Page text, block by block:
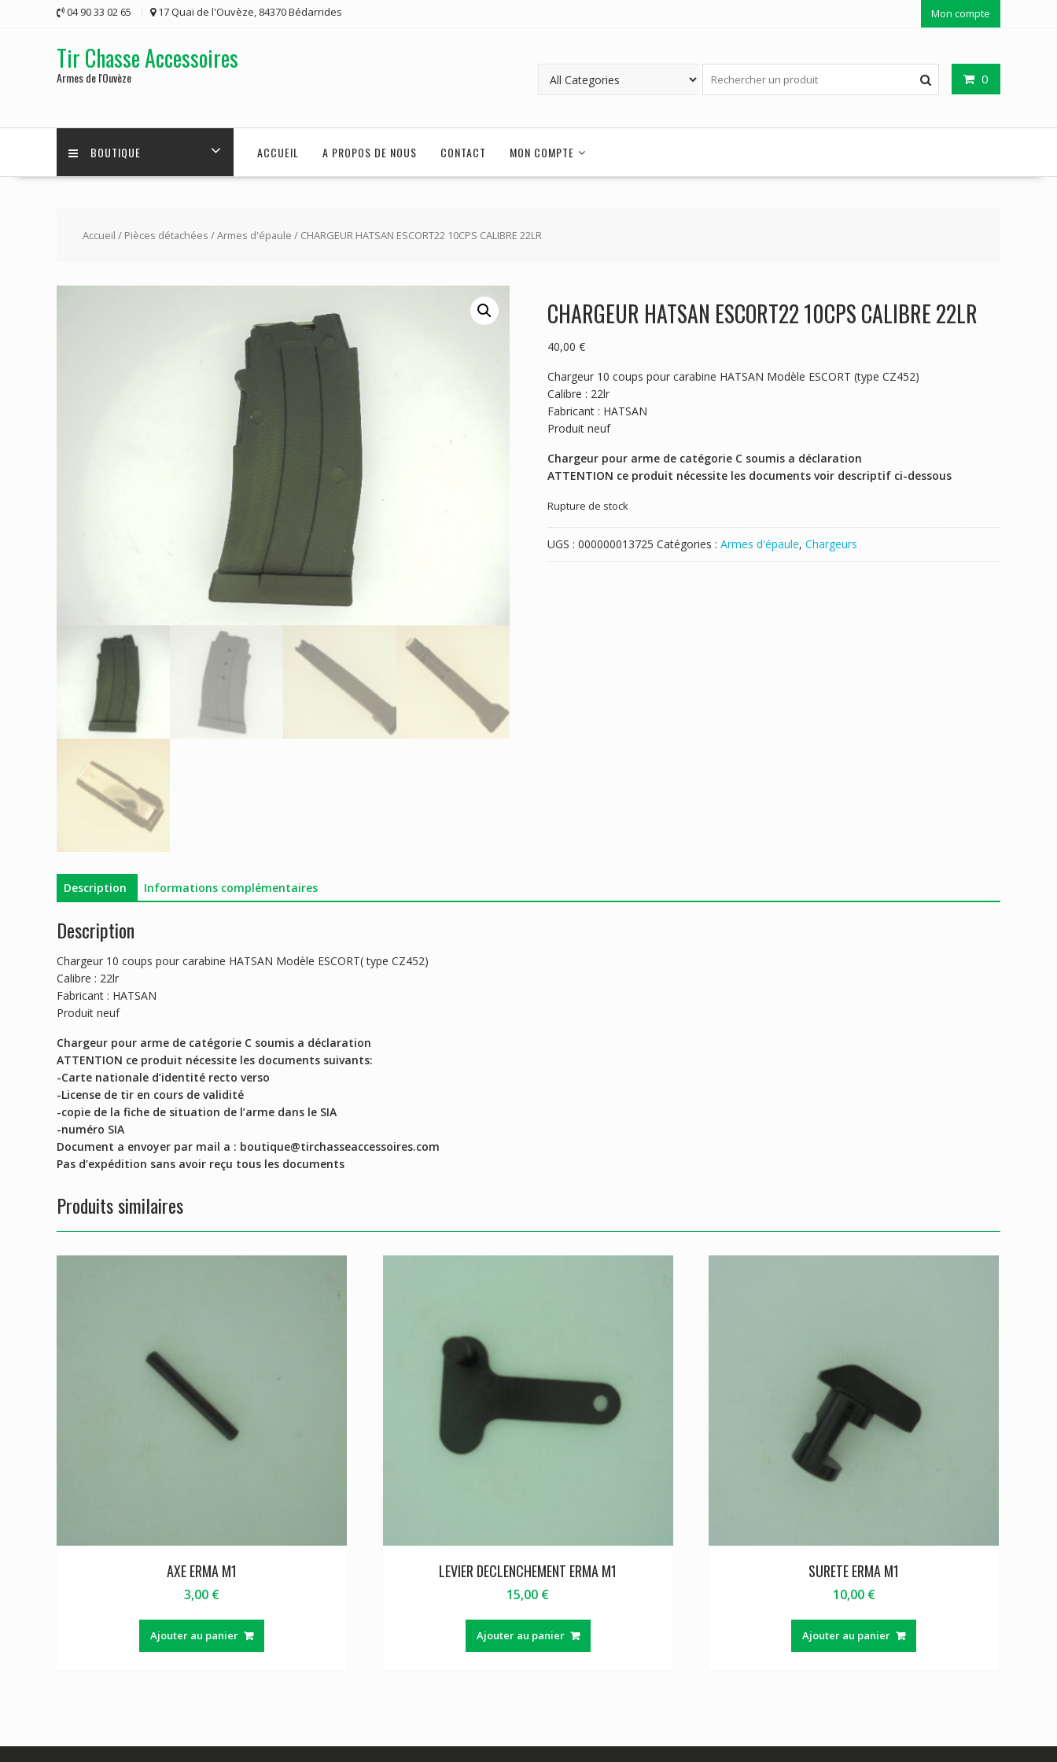
04 90 33 02 65 17 Quai de l'Ouvèze, 84370 Bédarrides Mon compte
Tir Chasse Accessoires
Armes de l'Ouvèze 0
BOUTIQUE ACCUEIL A PROPOS DE NOUS CONTACT MON COMPTE
Accueil / Pièces détachées /Armes d'épaule / CHARGEUR HATSAN ESCORT22 10CPS CALIBRE 22LR
CHARGEUR HATSAN ESCORT22 10CPS CALIBRE 22LR
40,00 €
Chargeur 10 coups pour carabine HATSAN Modèle ESCORT (type CZ452)
Calibre : 22lr
Fabricant : HATSAN
Produit neuf
Chargeur pour arme de catégorie C soumis a déclaration
ATTENTION ce produit nécessite les documents voir descriptif ci-dessous
Rupture de stock
UGS : 000000013725 Catégories : Armes d'épaule, Chargeurs
Description Informations complémentaires
Description
Chargeur 10 coups pour carabine HATSAN Modèle ESCORT( type CZ452)
Calibre : 22lr
Fabricant : HATSAN
Produit neuf
Chargeur pour arme de catégorie C soumis a déclaration
ATTENTION ce produit nécessite les documents suivants:
-Carte nationale d’identité recto verso
-License de tir en cours de validité
-copie de la fiche de situation de l’arme dans le SIA
-numéro SIA
Document a envoyer par mail a : boutique@tirchasseaccessoires.com
Pas d’expédition sans avoir reçu tous les documents
Produits similaires
AXE ERMA M1
3,00 €
Ajouter au panier
LEVIER DECLENCHEMENT ERMA M1
15,00 €
Ajouter au panier
SURETE ERMA M1
10,00 €
Ajouter au panier